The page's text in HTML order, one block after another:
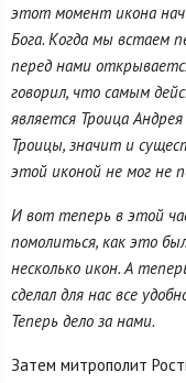
этот момент икона
Бога. Когда мы встаем
перед нами
говорил, что самым
является Троица
Троицы, значит и
этой иконой не мог не
И вот теперь в этой
помолиться, как это
несколько икон. А
сделал для нас все
Теперь дело за нами.
Затем митрополит